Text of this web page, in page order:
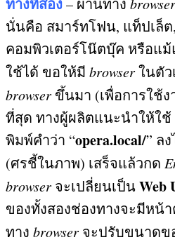
นั่นคือ สมาร์ทโฟน, แท็ปเล็ต,
คอมพิวเตอร์โน๊ตบุ๊ค หรือแ
ใช้ได้ ขอให้มี browserในตัว
browser ขึ้นมา (เพื่อการใช้
ที่สุด ทางผู้ผลิตแนะนำให้ใช้
พิมพ์คำว่า “opera.local/” ล
(ศรชี้ในภาพ) เสร็จแล้วกด
browser จะเปลี่ยนเป็นWeb
ของทั้งสองช่องทางจะมีหน้
ทาง browser จะปรับขนาดข